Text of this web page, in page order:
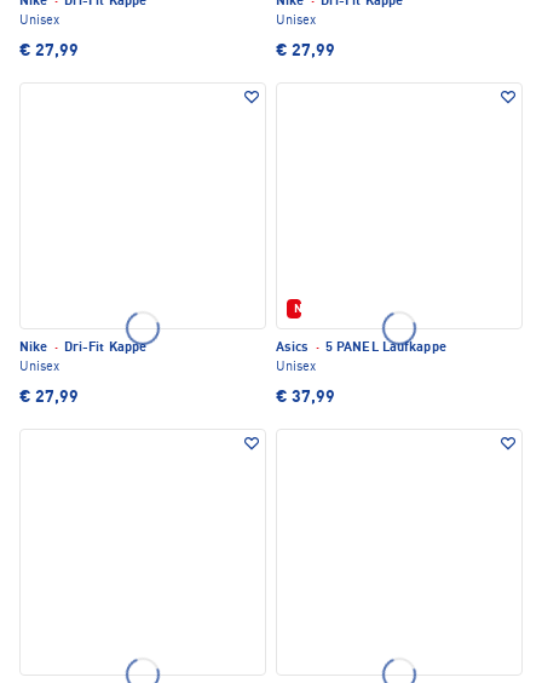
Unisex
€ 27,99
Unisex
€ 27,99
Nike · Dri-Fit Kappe
Unisex
€ 27,99
Neu
Asics · 5 PANEL Laufkappe
Unisex
€ 37,99